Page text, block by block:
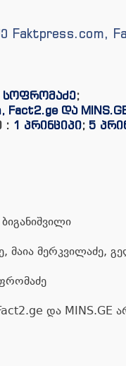
სოფრომაძე;
Fact2.ge და
: 1 პრინციპი; 5
ბიგანიშვილი
მაია მერკვილაძე,
და MINS.GE